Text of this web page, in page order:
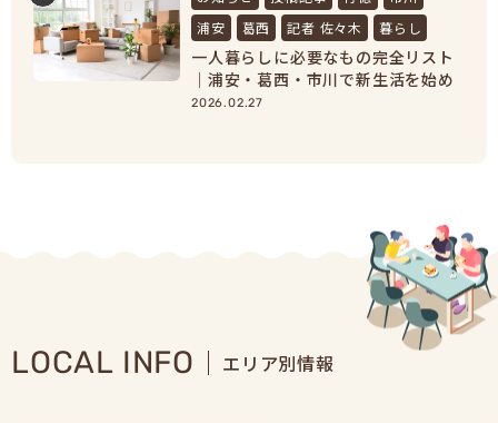
浦安
葛西 記者 佐々木 暮らし
一人暮らしに必要なもの完全リスト
｜浦安・葛西・市川で新生活を始め
る人向け準備ガイド
2026.02.27
LOCAL INFO エリア別情報